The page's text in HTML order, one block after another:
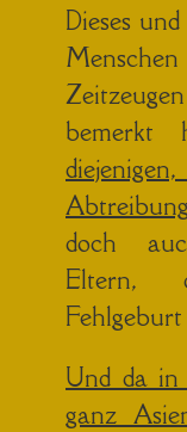
Dieses
bemerkt
doch
Eltern,
Und da in
ganz